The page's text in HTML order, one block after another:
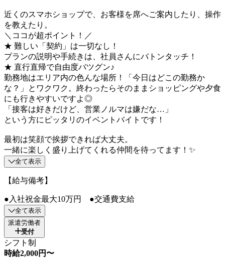
近くのスマホショップで、お客様を席へご案内したり、操作
を教えたり。
＼ココが超ポイント！／
★ 難しい「契約」は一切なし！
プランの説明や手続きは、社員さんにバトンタッチ！
★ 直行直帰で自由度バツグン♪
勤務地はエリア内の色んな場所！「今日はどこの勤務か
な？」とワクワク。終わったらそのままショッピングや夕食
にも行きやすいですよ◎
「接客は好きだけど、営業ノルマは嫌だな…」
という方にピッタリのイベントバイトです！
最初は笑顔で挨拶できれば大丈夫。
一緒に楽しく盛り上げてくれる仲間を待ってます！✨
全て表示
【給与備考】
●入社祝金最大10万円 ●交通費支給
全て表示
派遣労働者
受付
シフト制
時給2,000円〜